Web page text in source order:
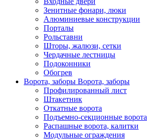
Зенитные фонари, люки
Алюминиевые конструкции
Порталы
Рольставни
Шторы, жалюзи, сетки
Чердачные лестницы
Подоконники
Обогрев
Ворота, заборы Ворота, заборы
Профилированный лист
Штакетник
Откатные ворота
Подъемно-секционные ворота
Распашные ворота, калитки
Модульные ограждения